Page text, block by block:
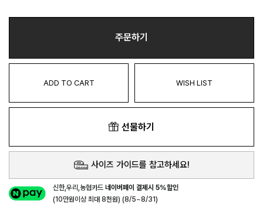
주문하기
ADD TO CART WISH LIST
선물하기
사이즈 가이드를 참고하세요!
신한,우리,농협카드네이버페이 결제시 5%할인
(10만원이상 최대 8천원) (8/5~8/31)